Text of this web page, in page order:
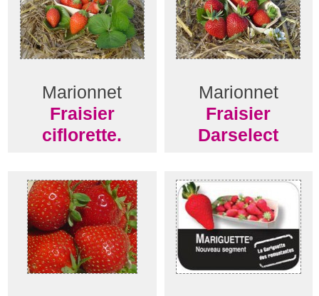
Marionnet
Fraisier
ciflorette.
Marionnet
Fraisier
Darselect